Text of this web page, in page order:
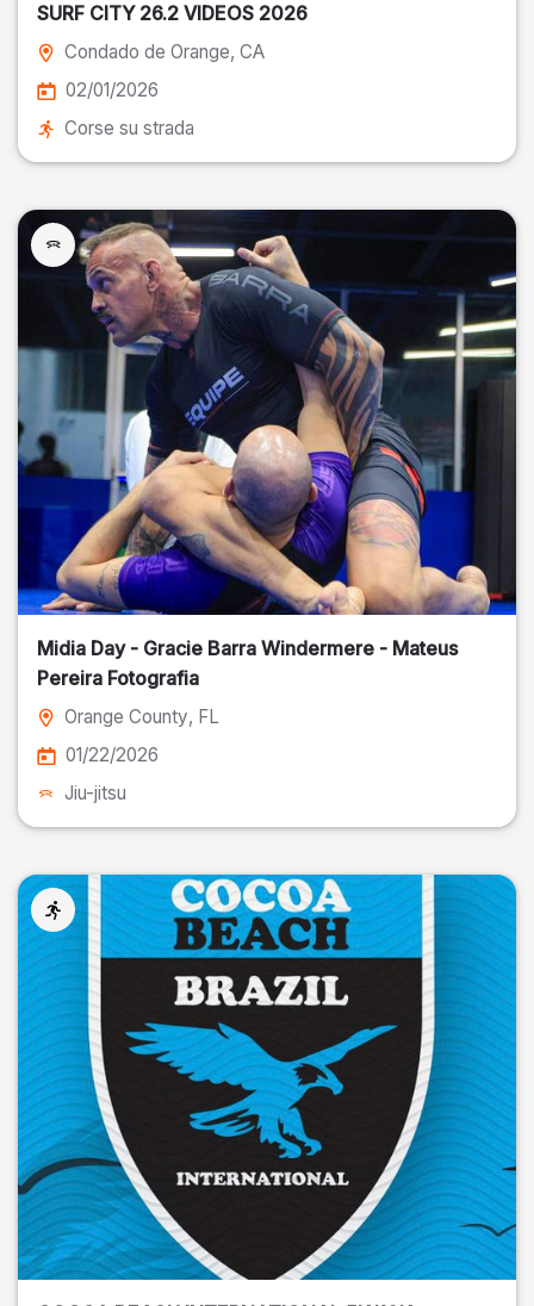
SURF CITY 26.2 VIDEOS 2026
Condado de Orange, CA
02/01/2026
Corse su strada
Midia Day - Gracie Barra Windermere - Mateus
Pereira Fotografia
Orange County, FL
01/22/2026
Jiu-jitsu